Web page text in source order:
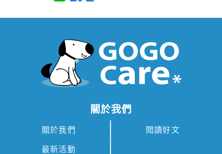
關於我們
關於我們 閱讀好文
最新活動